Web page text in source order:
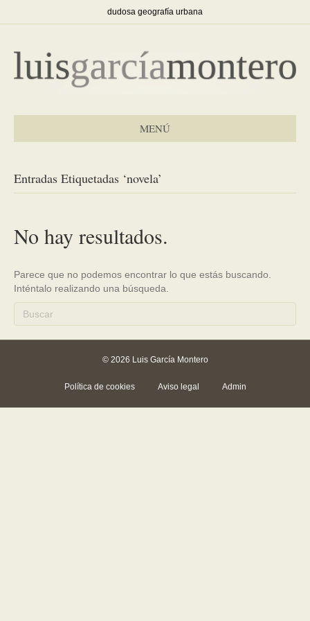
dudosa geografía urbana
MENÚ
Entradas Etiquetadas ‘novela’
No hay resultados.
Parece que no podemos encontrar lo que estás buscando.
Inténtalo realizando una búsqueda.
© 2026 Luis García Montero
Política de cookies Aviso legal Admin